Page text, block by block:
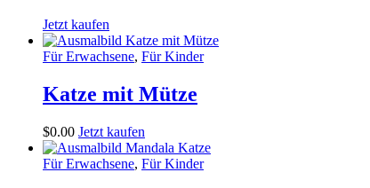
Jetzt kaufen
Für Erwachsene, Für Kinder
Katze mit Mütze
$0.00 Jetzt kaufen
Für Erwachsene, Für Kinder